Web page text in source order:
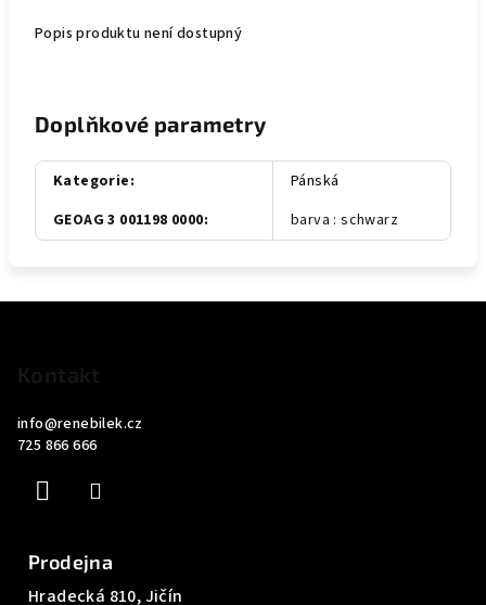
Popis produktu není dostupný
Doplňkové parametry
Kategorie:
Pánská
GEOAG 3 001198 0000: barva : schwarz
info@renebilek.cz
725 866 666
Prodejna
Hradecká 810, Jičín